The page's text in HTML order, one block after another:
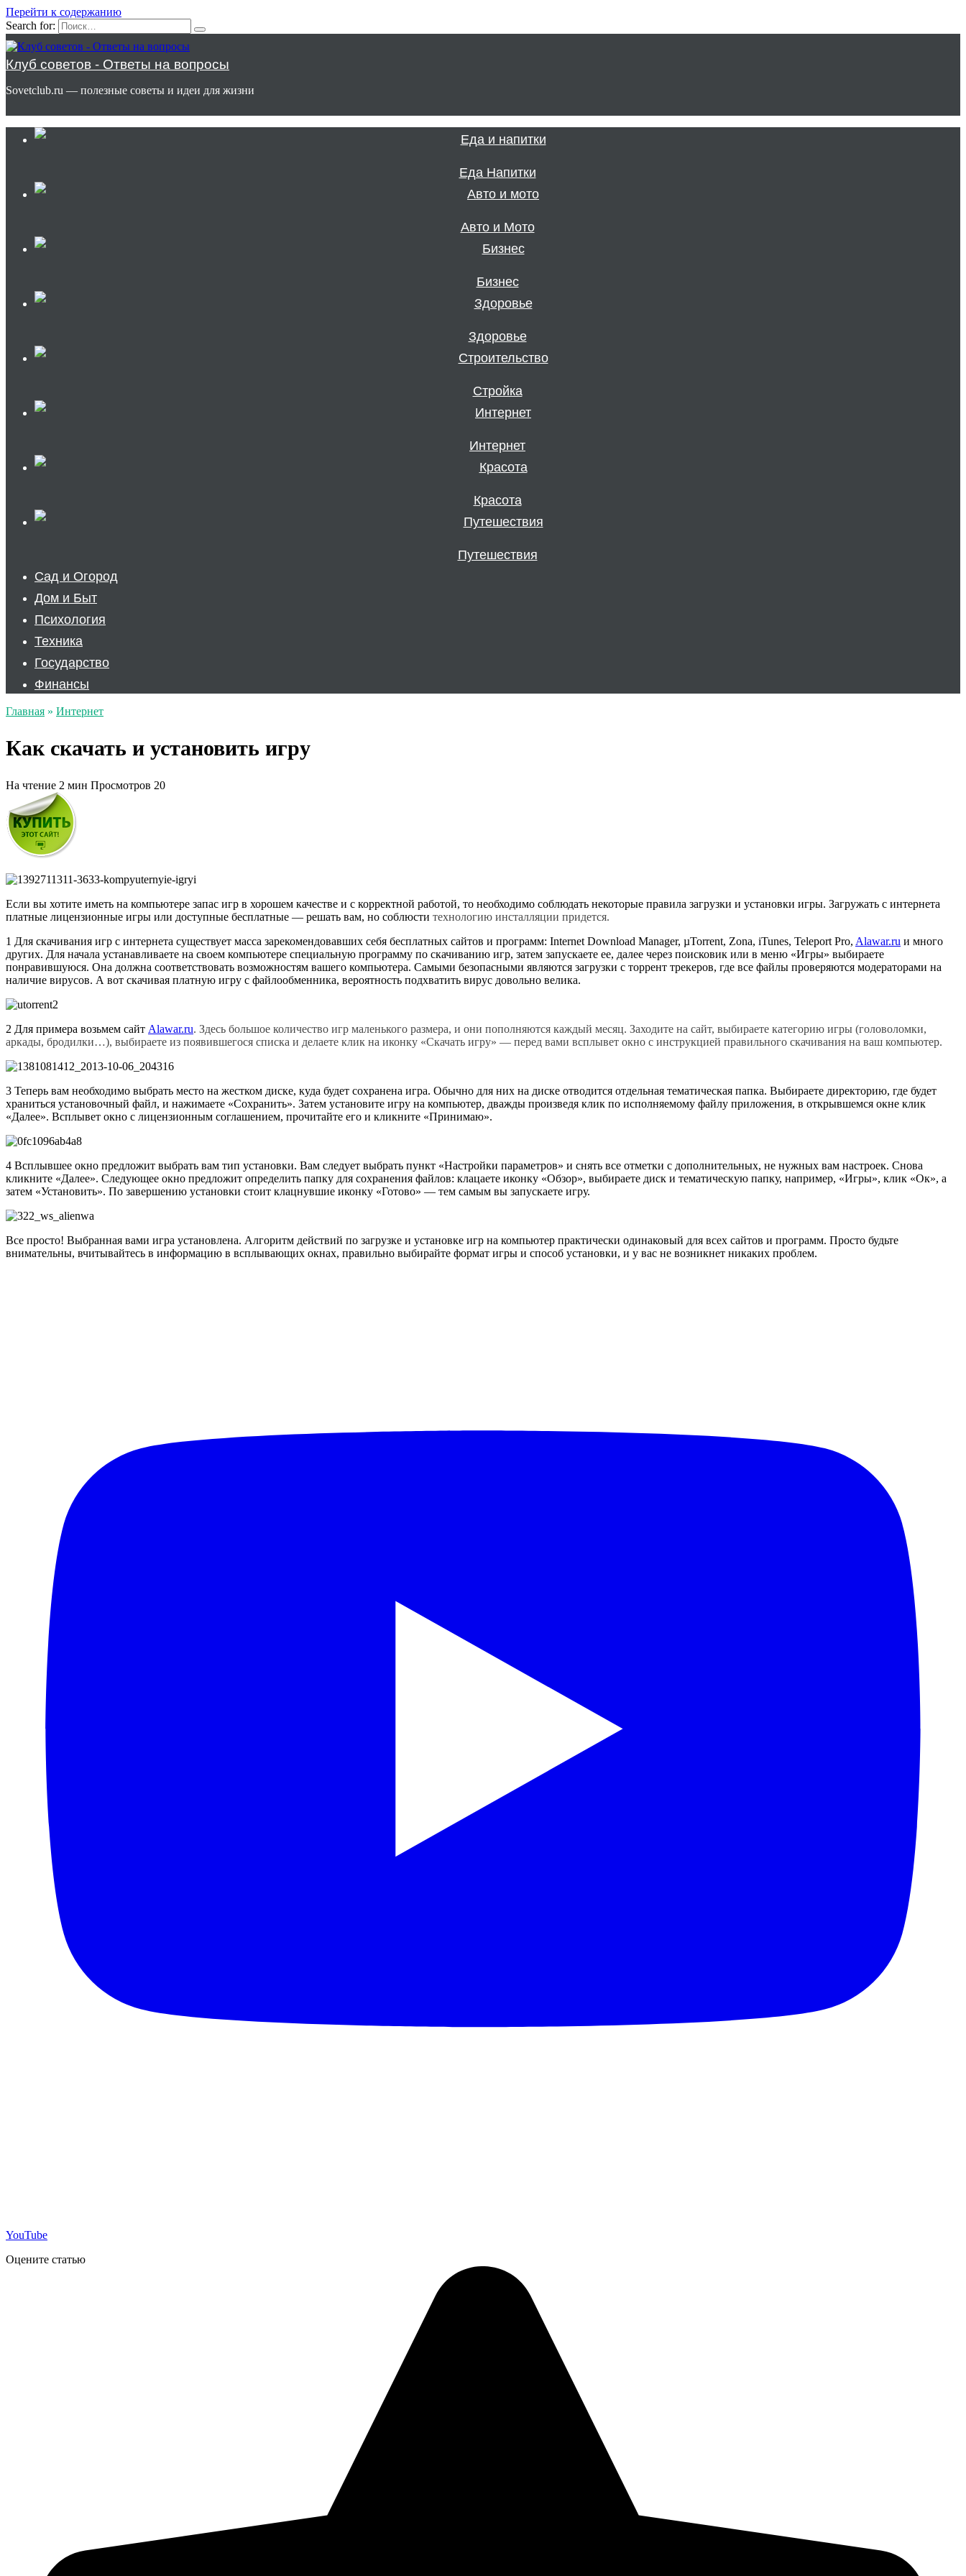
Перейти к содержанию
Search for:
Клуб советов - Ответы на вопросы
Sovetclub.ru — полезные советы и идеи для жизни
Еда Напитки
Авто и Мото
Бизнес
Здоровье
Стройка
Интернет
Красота
Путешествия
Сад и Огород
Дом и Быт
Психология
Техника
Государство
Финансы
Главная » Интернет
Как скачать и установить игру
На чтение 2 мин Просмотров 20
Если вы хотите иметь на компьютере запас игр в хорошем качестве и с корректной работой, то необходимо соблюдать некоторые правила загрузки и установки игры. Загружать с интернета
платные лицензионные игры или доступные бесплатные — решать вам, но соблюсти технологию инсталляции придется.
1 Для скачивания игр с интернета существует масса зарекомендовавших себя бесплатных сайтов и программ: Internet Download Manager, µTorrent, Zona, iTunes, Teleport Pro, Alawar.ru и много
других. Для начала устанавливаете на своем компьютере специальную программу по скачиванию игр, затем запускаете ее, далее через поисковик или в меню «Игры» выбираете
понравившуюся. Она должна соответствовать возможностям вашего компьютера. Самыми безопасными являются загрузки с торрент трекеров, где все файлы проверяются модераторами на
наличие вирусов. А вот скачивая платную игру с файлообменника, вероятность подхватить вирус довольно велика.
2 Для примера возьмем сайт Alawar.ru. Здесь большое количество игр маленького размера, и они пополняются каждый месяц. Заходите на сайт, выбираете категорию игры (головоломки,
аркады, бродилки…), выбираете из появившегося списка и делаете клик на иконку «Скачать игру» — перед вами всплывет окно с инструкцией правильного скачивания на ваш компьютер.
3 Теперь вам необходимо выбрать место на жестком диске, куда будет сохранена игра. Обычно для них на диске отводится отдельная тематическая папка. Выбираете директорию, где будет
храниться установочный файл, и нажимаете «Сохранить». Затем установите игру на компьютер, дважды произведя клик по исполняемому файлу приложения, в открывшемся окне клик
«Далее». Всплывет окно с лицензионным соглашением, прочитайте его и кликните «Принимаю».
4 Всплывшее окно предложит выбрать вам тип установки. Вам следует выбрать пункт «Настройки параметров» и снять все отметки с дополнительных, не нужных вам настроек. Снова
кликните «Далее». Следующее окно предложит определить папку для сохранения файлов: клацаете иконку «Обзор», выбираете диск и тематическую папку, например, «Игры», клик «Ок», а
затем «Установить». По завершению установки стоит клацнувшие иконку «Готово» — тем самым вы запускаете игру.
Все просто! Выбранная вами игра установлена. Алгоритм действий по загрузке и установке игр на компьютер практически одинаковый для всех сайтов и программ. Просто будьте
внимательны, вчитывайтесь в информацию в всплывающих окнах, правильно выбирайте формат игры и способ установки, и у вас не возникнет никаких проблем.
YouTube
Оцените статью